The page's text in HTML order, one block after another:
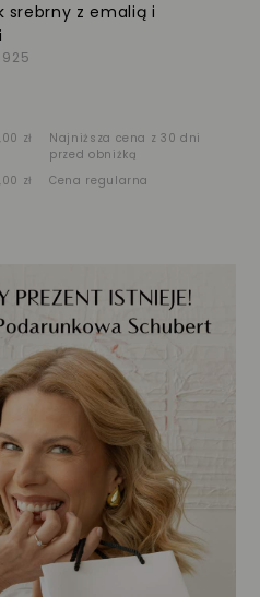
srebrny z emalią i
925
zł
Najniższa cena z 30 dni
przed obniżką
zł Cena regularna